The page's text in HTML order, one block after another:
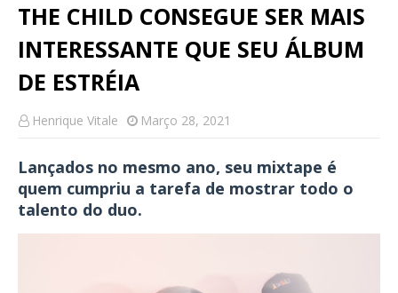
THE CHILD CONSEGUE SER MAIS
INTERESSANTE QUE SEU ÁLBUM
DE ESTRÉIA
Henrique Vitale Março 28, 2021
Lançados no mesmo ano, seu mixtape é
quem cumpriu a tarefa de mostrar todo o
talento do duo.